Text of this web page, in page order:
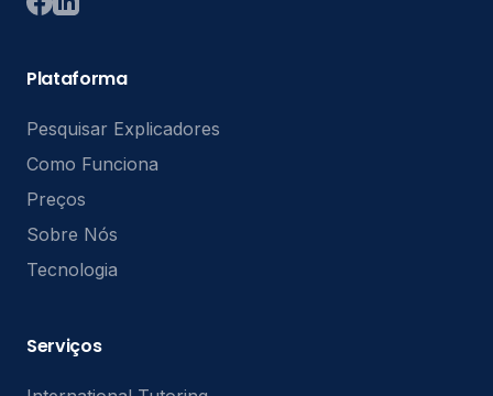
Plataforma
Pesquisar Explicadores
Como Funciona
Preços
Sobre Nós
Tecnologia
Serviços